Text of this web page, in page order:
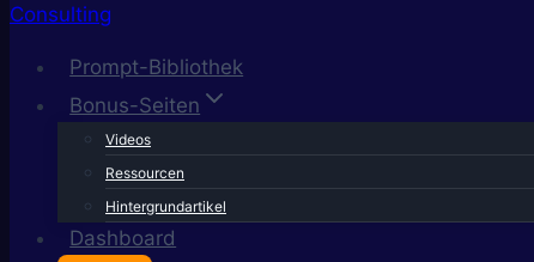
springen
Prompt-Bibliothek
Bonus-Seiten
Videos
Ressourcen
Hintergrundartikel
Dashboard